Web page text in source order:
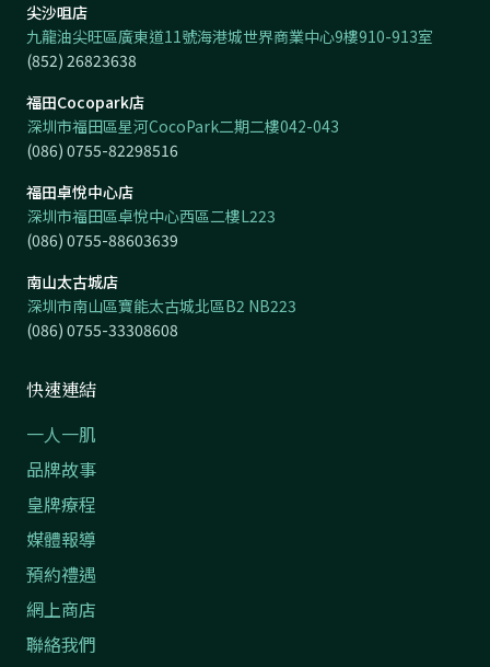
尖沙咀店
九龍油尖旺區廣東道11號海港城世界商業中心9樓910-913室
(852) 26823638
福田Cocopark店
深圳市福田區星河CocoPark二期二樓042-043
(086) 0755-82298516
福田卓悅中心店
深圳市福田區卓悅中心西區二樓L223
(086) 0755-88603639
南山太古城店
深圳市南山區寶能太古城北區B2 NB223
(086) 0755-33308608
快速連結
一人一肌
品牌故事
皇牌療程
媒體報導
預約禮遇
網上商店
聯絡我們